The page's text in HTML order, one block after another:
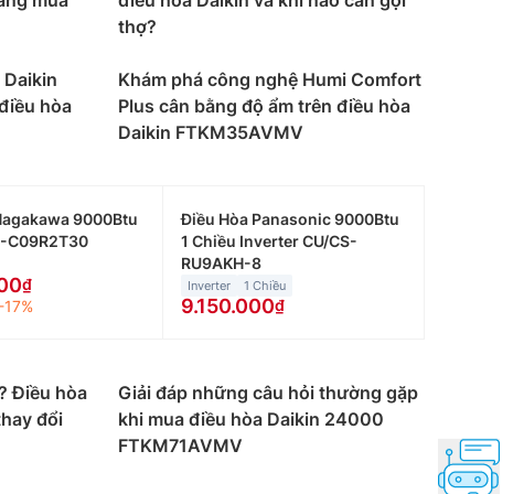
từ 15 đến dưới 20m2 như phòng khách,
gian có diện tích từ 30 đến 40m2 như nhà
39 triệu đồng.
làm ấm trong mùa đông. Giá thành cao hơn
thợ?
hòa
Khám phá công nghệ Humi Comfort
Plus cân bằng độ ẩm trên điều hòa
Daikin FTKM35AVMV
9000Btu
C09R2T30
Điều Hòa Panasonic 9000Btu
1 Chiều Inverter CU/CS-
RU9AKH-8
Inverter 1 Chiều
9.150.000
Điều hòa
đổi
Giải đáp những câu hỏi thường gặp
khi mua điều hòa Daikin 24000
FTKM71AVMV